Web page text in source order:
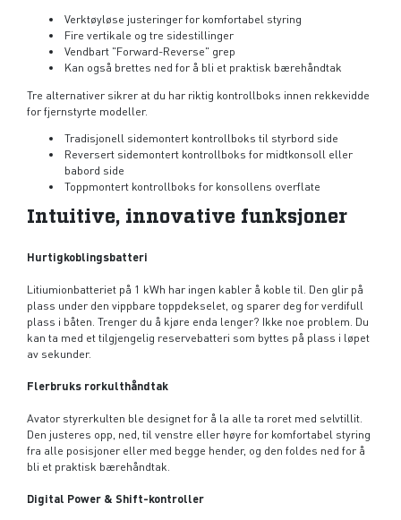
Verktøyløse justeringer for komfortabel styring
Fire vertikale og tre sidestillinger
Vendbart "Forward-Reverse" grep
Kan også brettes ned for å bli et praktisk bærehåndtak
Tre alternativer sikrer at du har riktig kontrollboks innen rekkevidde
for fjernstyrte modeller.
Tradisjonell sidemontert kontrollboks til styrbord side
Reversert sidemontert kontrollboks for midtkonsoll eller
babord side
Toppmontert kontrollboks for konsollens overflate
Intuitive, innovative funksjoner
Hurtigkoblingsbatteri
Litiumionbatteriet på 1 kWh har ingen kabler å koble til. Den glir på
plass under den vippbare toppdekselet, og sparer deg for verdifull
plass i båten. Trenger du å kjøre enda lenger? Ikke noe problem. Du
kan ta med et tilgjengelig reservebatteri som byttes på plass i løpet
av sekunder.
Flerbruks rorkulthåndtak
Avator styrerkulten ble designet for å la alle ta roret med selvtillit.
Den justeres opp, ned, til venstre eller høyre for komfortabel styring
fra alle posisjoner eller med begge hender, og den foldes ned for å
bli et praktisk bærehåndtak.
Digital Power & Shift-kontroller